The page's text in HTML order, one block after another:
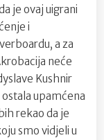
je ovaj uigrani
i
a za
neće
Kushnir
upamćena
rekao da je
smo vidjeli u